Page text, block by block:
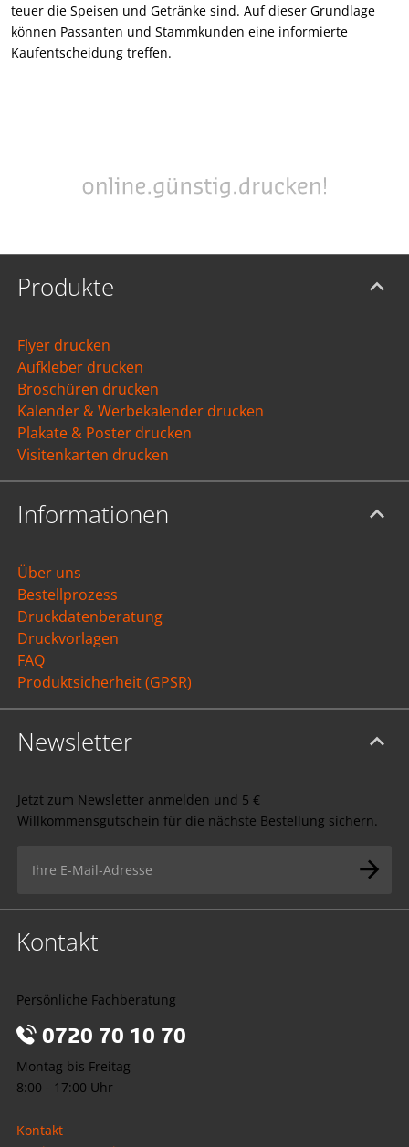
teuer die Speisen und Getränke sind. Auf dieser Grundlage
können Passanten und Stammkunden eine informierte
Kaufentscheidung treffen.
Produkte
Flyer drucken
Aufkleber drucken
Broschüren drucken
Kalender & Werbekalender drucken
Plakate & Poster drucken
Visitenkarten drucken
Informationen
Über uns
Bestellprozess
Druckdatenberatung
Druckvorlagen
FAQ
Produktsicherheit (GPSR)
Newsletter
Jetzt zum Newsletter anmelden und 5 €
Willkommensgutschein für die nächste Bestellung sichern.
Kontakt
Persönliche Fachberatung
0720 70 10 70
Montag bis Freitag
8:00 - 17:00 Uhr
Kontakt